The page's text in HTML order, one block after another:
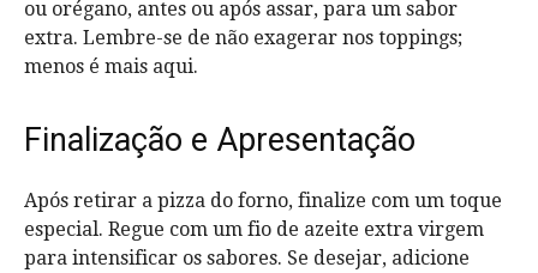
ou orégano, antes ou após assar, para um sabor
extra. Lembre-se de não exagerar nos toppings;
menos é mais aqui.
Finalização e Apresentação
Após retirar a pizza do forno, finalize com um toque
especial. Regue com um fio de azeite extra virgem
para intensificar os sabores. Se desejar, adicione